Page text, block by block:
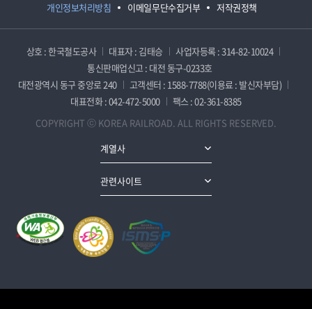
개인정보처리방침 이메일무단수집거부 저작권정책
상호 : 한국철도공사 대표자 : 김태승
사업자등록 : 314-82-10024
통신판매업신고 : 대전 동구-0233호
대전광역시 동구 중앙로 240
고객센터 : 1588-7788(이용료 : 발신자부담)
대표전화 : 042-472-5000
팩스 : 02-361-8385
COPYRIGHT ⓒ KOREA RAILROAD. ALL RIGHTS RESERVED.
계열사
관련사이트